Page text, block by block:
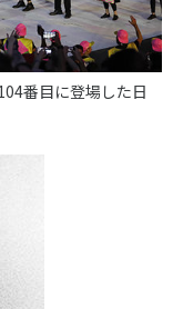
番目に登場した日